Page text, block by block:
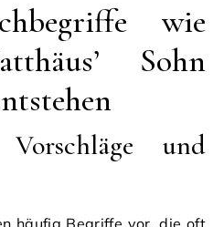
wie
Sohn
Vorschläge und
häufig Begriffe vor, die oft